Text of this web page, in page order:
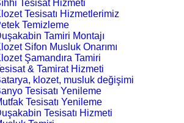
Tesisat Hizmeti
Tesisatı Hizmetlerimiz
Temizleme
Tamiri Montajı
Sifon Musluk Onarımı
Şamandıra Tamiri
& Tamirat Hizmeti
klozet, musluk değişimi
Tesisatı Yenileme
Tesisatı Yenileme
Tesisatı Hizmeti